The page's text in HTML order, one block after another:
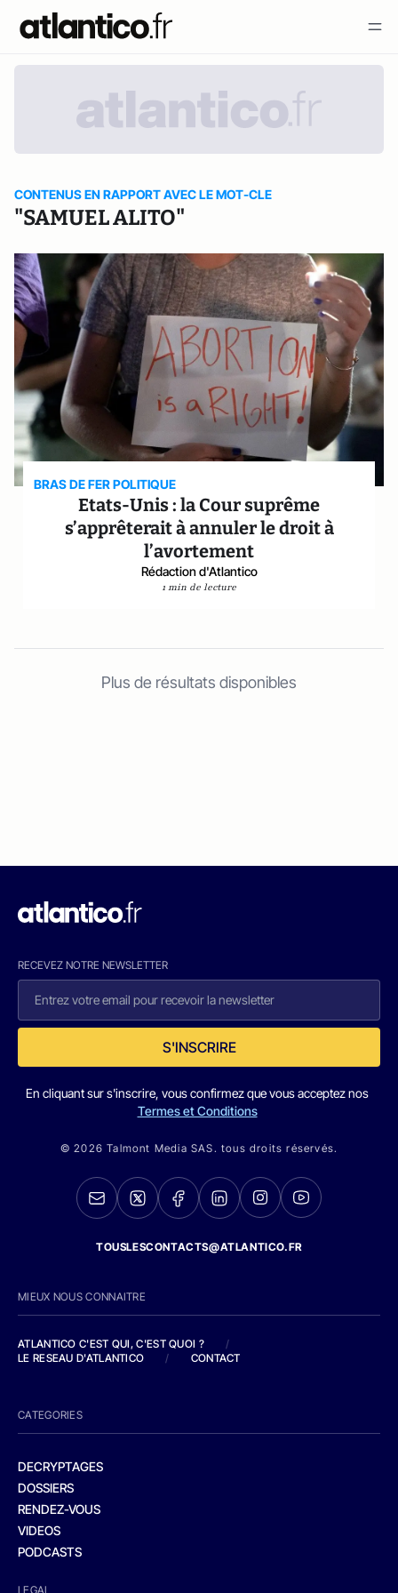
CONTENUS EN RAPPORT AVEC LE MOT-CLE
"SAMUEL ALITO"
BRAS DE FER POLITIQUE
Etats-Unis : la Cour suprême
s’apprêterait à annuler le droit à
l’avortement
Rédaction d'Atlantico
1 min de lecture
Plus de résultats disponibles
RECEVEZ NOTRE NEWSLETTER
S'INSCRIRE
En cliquant sur s'inscrire, vous confirmez que vous acceptez nos
Termes et Conditions
© 2026 Talmont Media SAS. tous droits réservés.
TOUSLESCONTACTS@ATLANTICO.FR
MIEUX NOUS CONNAITRE
ATLANTICO C'EST QUI, C'EST QUOI ?
/
LE RESEAU D'ATLANTICO
/ CONTACT
CATEGORIES
DECRYPTAGES
DOSSIERS
RENDEZ-VOUS
VIDEOS
PODCASTS
LEGAL